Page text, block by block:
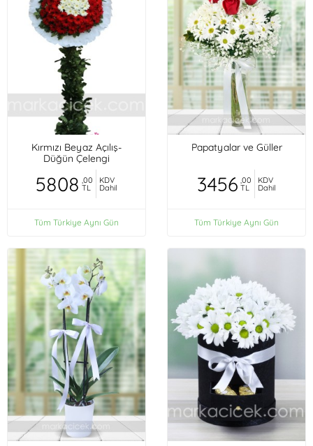
Kırmızı Beyaz Açılış-
Düğün Çelengi
5808 ,00
TL
KDV
Dahil
Tüm Türkiye Aynı Gün
Papatyalar ve Güller
3456 ,00
TL
KDV
Dahil
Tüm Türkiye Aynı Gün